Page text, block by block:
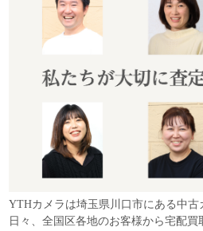
YTHカメラは埼玉県川口市にある中古
日々、全国区各地のお客様から宅配